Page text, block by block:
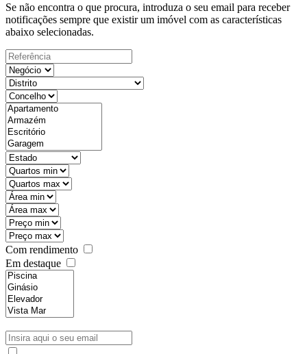
Se não encontra o que procura, introduza o seu email para receber
notificações sempre que existir um imóvel com as características
abaixo selecionadas.
Com rendimento
Em destaque